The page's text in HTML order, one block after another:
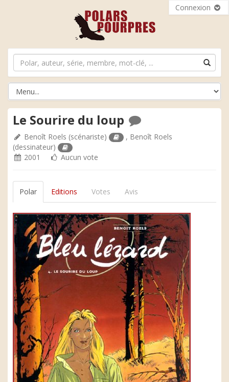
Connexion
Le Sourire du loup
Benoît Roels (scénariste) , Benoît Roels
(dessinateur)
2001
Aucun vote
Polar Editions Votes Avis